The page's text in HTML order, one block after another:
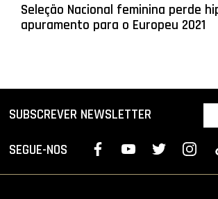
Seleção Nacional feminina perde
apuramento para o Europeu 2021
SUBSCREVER NEWSLETTER
SEGUE-NOS